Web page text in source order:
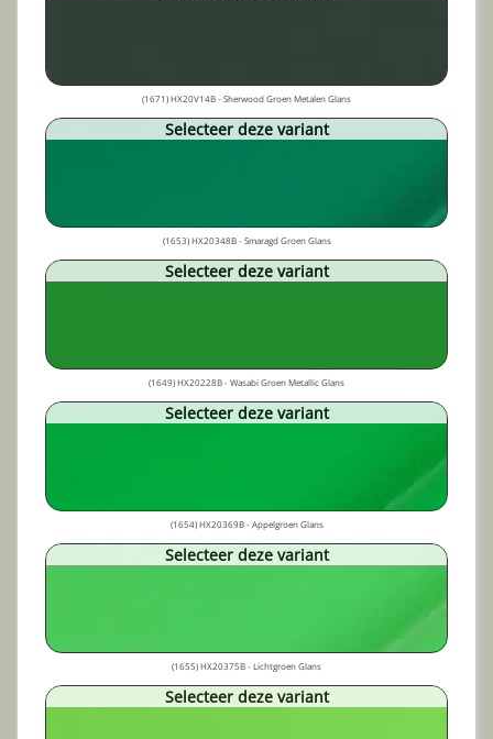
(1671) HX20V14B - Sherwood Groen Metalen Glans
Selecteer deze variant
(1653) HX20348B - Smaragd Groen Glans
Selecteer deze variant
(1649) HX20228B - Wasabi Groen Metallic Glans
Selecteer deze variant
(1654) HX20369B - Appelgroen Glans
Selecteer deze variant
(1655) HX20375B - Lichtgroen Glans
Selecteer deze variant